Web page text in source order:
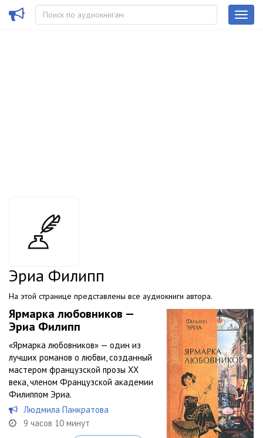
Эриа Филипп
На этой странице представлены все аудиокниги автора.
Ярмарка любовников —
Эриа Филипп
«Ярмарка любовников» — один из
лучших романов о любви, созданный
мастером французской прозы XX
века, членом Французской академии
Филиппом Эриа.
Людмила Панкратова
9 часов 10 минут